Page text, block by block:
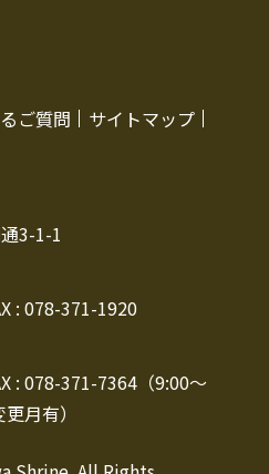
ご質問
サイトマップ
3-1-1
: 078-371-1920
: 078-371-7364（9:00～
月有）